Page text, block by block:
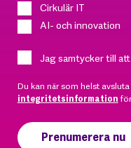
Cirkulär IT
AI- och innovation
Jag samtycker till
Du kan när som helst
integritetsinformation